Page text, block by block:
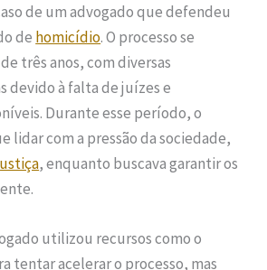
de um advogado que defendeu
de homicídio. O processo se
três anos, com diversas
devido à falta de juízes e
Durante esse período, o
lidar com a pressão da sociedade,
, enquanto buscava garantir os
utilizou recursos como o
tentar acelerar o processo, mas